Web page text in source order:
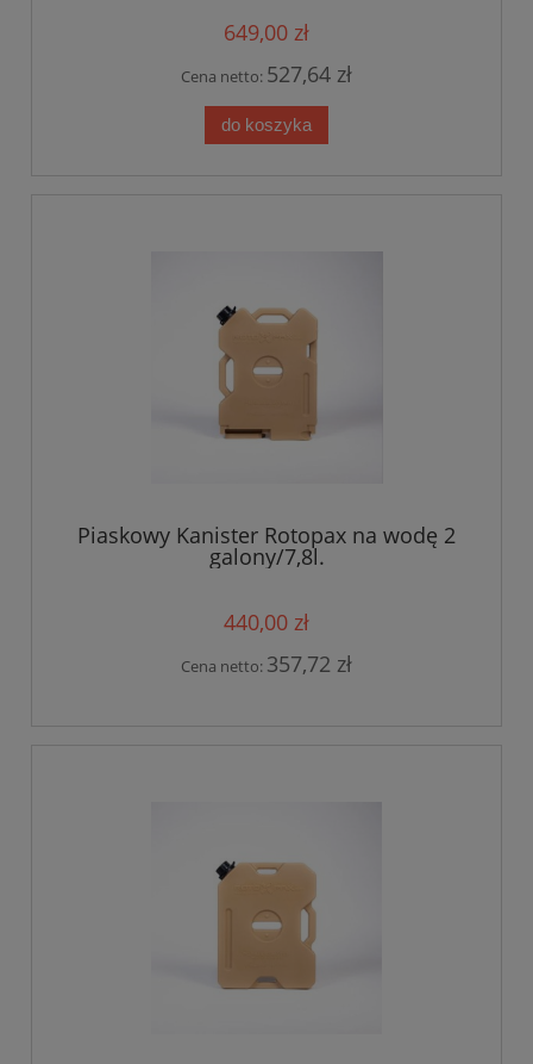
649,00 zł
Cena netto: 527,64 zł
do koszyka
Piaskowy Kanister Rotopax na wodę 2
galony/7,8l.
440,00 zł
Cena netto: 357,72 zł